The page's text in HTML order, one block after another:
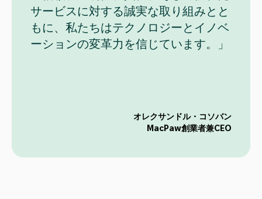
サービスに対する誠実な取り組みとと
もに、私たちはテクノロジーとイノベ
ーションの変革力を信じています。」
オレクサンドル・コソバン
MacPaw創業者兼CEO